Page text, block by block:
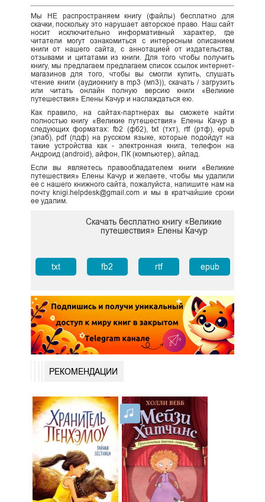
Мы НЕ распространяем книгу (файлы) бесплатно для
скачки, поскольку это нарушает авторское право. Наш сайт
носит исключительно информативный характер, где
читатели могут ознакомиться с интересным описанием
книги от нашего сайта, с аннотацией от издательства,
отзывами и цитатами из книги. Для того чтобы получить
книгу, мы предлагаем предлагаем список ссылок интернет-
магазинов для того, чтобы вы смогли купить, слушать
чтение книги (аудиокнигу в mp3 (мп3)), скачать / загрузить
или читать онлайн полную версию книги «Великие
путешествия» Елены Качур и наслаждаться ею.
Как правило, на сайтах-партнерах вы сможете найти
полностью книгу «Великие путешествия» Елены Качур в
следующих форматах: fb2 (фб2), txt (тхт), rtf (ртф), epub
(эпаб), pdf (пдф) на русском языке, которые подойдут на
такие устройства как - электронная книга, телефон на
Андроид (android), айфон, ПК (компьютер), айпад.
Если вы являетесь правообладателем книги «Великие
путешествия» Елены Качур и желаете, чтобы мы удалили
ее с нашего книжного сайта, пожалуйста, напишите нам на
почту knigi.helpdesk@gmail.com и мы в кратчайшие сроки
ее удалим.
Скачать бесплатно книгу «Великие
путешествия» Елены Качур
txt fb2 rtf epub
РЕКОМЕНДАЦИИ